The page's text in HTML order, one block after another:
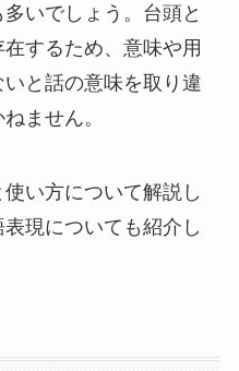
いでしょう。台頭と
するため、意味や用
と話の意味を取り違
ません。
い方について解説し
現についても紹介し